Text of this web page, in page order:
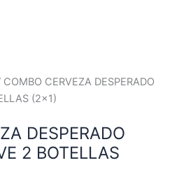
COMBO CERVEZA DESPERADO
(2×1)
DESPERADO
2 BOTELLAS